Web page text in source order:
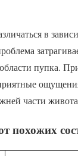
в
пупка.
части
похожих